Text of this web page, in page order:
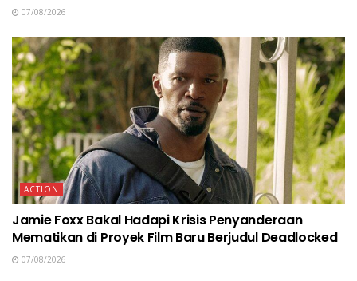
07/08/2026
ACTION
Jamie Foxx Bakal Hadapi Krisis Penyanderaan
Mematikan di Proyek Film Baru Berjudul Deadlocked
07/08/2026